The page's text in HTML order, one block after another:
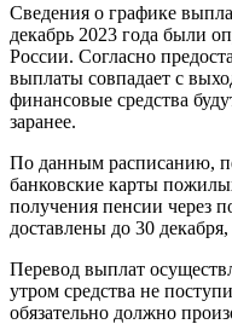
Сведения о графике
декабрь 2023 года были
России. Согласно
выплаты совпадает с
финансовые средства
заранее.
По данным расписанию,
банковские карты
получения пенсии через
доставлены до 30
Перевод выплат
утром средства не
обязательно должно